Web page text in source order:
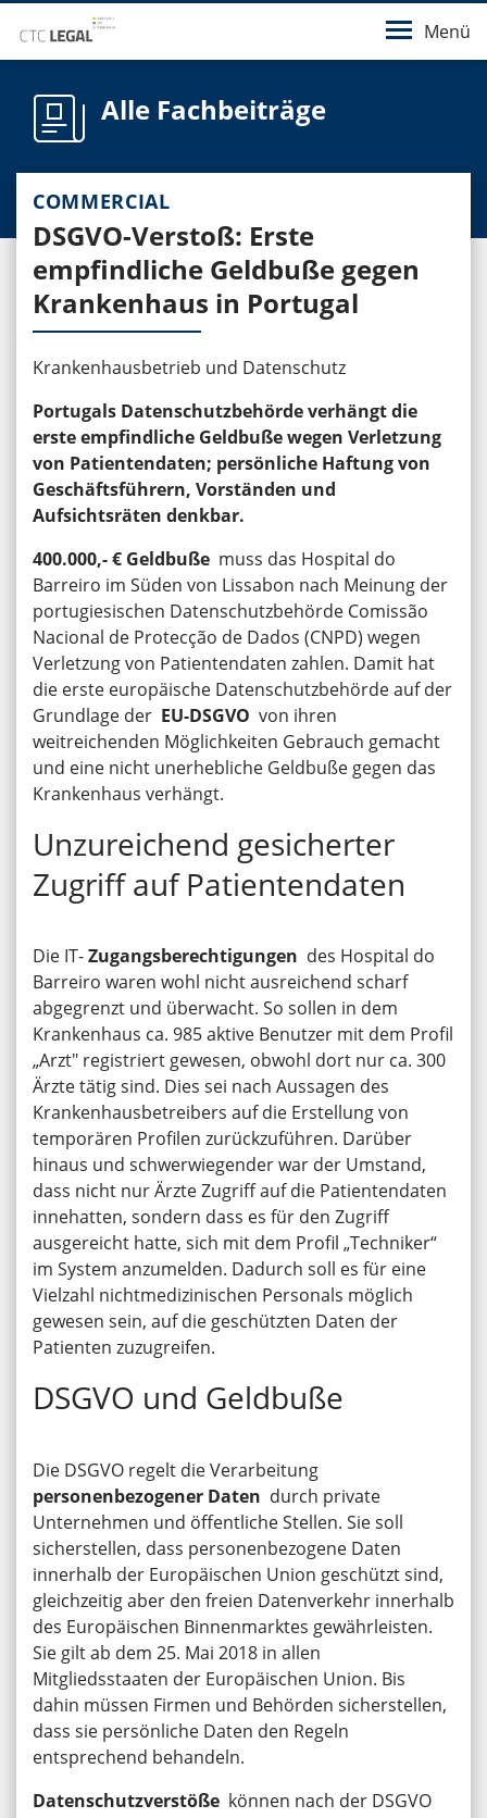
Menü
Alle Fachbeiträge
COMMERCIAL
DSGVO-Verstoß: Erste
empfindliche Geldbuße gegen
Krankenhaus in Portugal
Krankenhausbetrieb und Datenschutz
Portugals Datenschutzbehörde verhängt die
erste empfindliche Geldbuße wegen Verletzung
von Patientendaten; persönliche Haftung von
Geschäftsführern, Vorständen und
Aufsichtsräten denkbar.
400.000,- € Geldbuße muss das Hospital do
Barreiro im Süden von Lissabon nach Meinung der
portugiesischen Datenschutzbehörde Comissão
Nacional de Protecção de Dados (CNPD) wegen
Verletzung von Patientendaten zahlen. Damit hat
die erste europäische Datenschutzbehörde auf der
Grundlage der EU-DSGVO von ihren
weitreichenden Möglichkeiten Gebrauch gemacht
und eine nicht unerhebliche Geldbuße gegen das
Krankenhaus verhängt.
Unzureichend gesicherter
Zugriff auf Patientendaten
Die IT-Zugangsberechtigungen des Hospital do
Barreiro waren wohl nicht ausreichend scharf
abgegrenzt und überwacht. So sollen in dem
Krankenhaus ca. 985 aktive Benutzer mit dem Profil
„Arzt″ registriert gewesen, obwohl dort nur ca. 300
Ärzte tätig sind. Dies sei nach Aussagen des
Krankenhausbetreibers auf die Erstellung von
temporären Profilen zurückzuführen. Darüber
hinaus und schwerwiegender war der Umstand,
dass nicht nur Ärzte Zugriff auf die Patientendaten
innehatten, sondern dass es für den Zugriff
ausgereicht hatte, sich mit dem Profil „Techniker“
im System anzumelden. Dadurch soll es für eine
Vielzahl nichtmedizinischen Personals möglich
gewesen sein, auf die geschützten Daten der
Patienten zuzugreifen.
DSGVO und Geldbuße
Die DSGVO regelt die Verarbeitung
personenbezogener Daten durch private
Unternehmen und öffentliche Stellen. Sie soll
sicherstellen, dass personenbezogene Daten
innerhalb der Europäischen Union geschützt sind,
gleichzeitig aber den freien Datenverkehr innerhalb
des Europäischen Binnenmarktes gewährleisten.
Sie gilt ab dem 25. Mai 2018 in allen
Mitgliedsstaaten der Europäischen Union. Bis
dahin müssen Firmen und Behörden sicherstellen,
dass sie persönliche Daten den Regeln
entsprechend behandeln.
Datenschutzverstöße können nach der DSGVO